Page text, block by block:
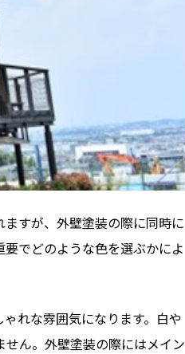
すが、外壁塗装の際に同時に
でどのような色を選ぶかによ
れな雰囲気になります。白や
ん。外壁塗装の際にはメイン